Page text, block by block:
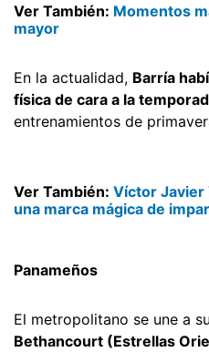
Ver También: Momentos
mayor
En la actualidad, Barría
física de cara a la
entrenamientos de
Ver También: Víctor Javier
una marca mágica de
Panameños
El metropolitano se une a
Bethancourt (Estrellas